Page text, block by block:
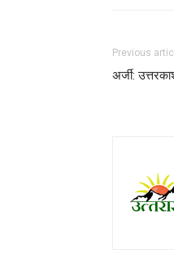
Previous
अर्जी: